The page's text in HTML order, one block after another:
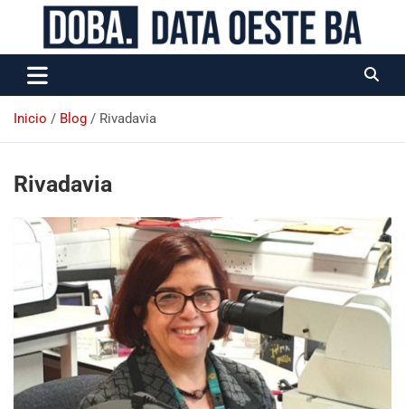
Data Oeste BA
Inicio Blog Rivadavia
Rivadavia